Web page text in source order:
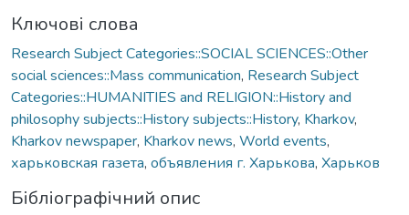
Ключові слова
Research Subject Categories::SOCIAL SCIENCES::Other
social sciences::Mass communication, Research Subject
Categories::HUMANITIES and RELIGION::History and
philosophy subjects::History subjects::History, Kharkov,
Kharkov newspaper, Kharkov news, World events,
харьковская газета, объявления г. Харькова, Харьков
Бібліографічний опис